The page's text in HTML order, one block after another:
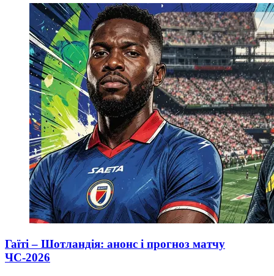
Гаїті – Шотландія: анонс і прогноз матчу
ЧС-2026